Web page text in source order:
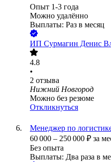
Опыт 1-3 года
Можно удалённо
Выплаты: Раз в месяц
ИП Сурмагин Денис
4.8
•
2 отзыва
Нижний Новгород
Можно без резюме
Откликнуться
Менеджер по
60 000 – 250 000 ₽ за
Без опыта
Выплаты: Два раза в